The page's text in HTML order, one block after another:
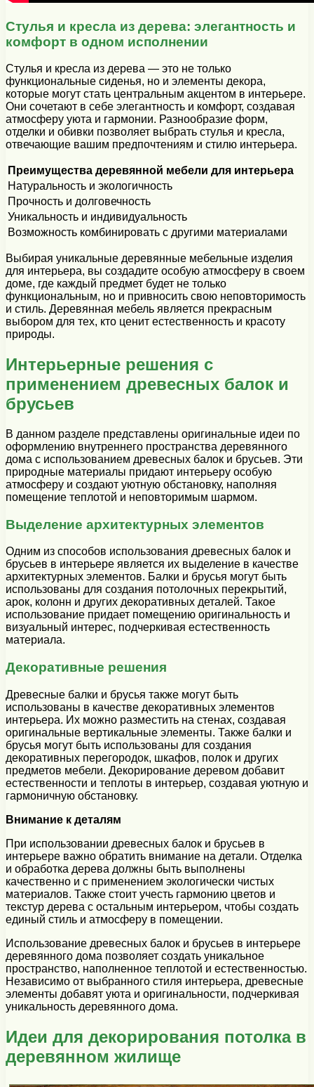
Стулья и кресла из дерева: элегантность и
комфорт в одном исполнении
Стулья и кресла из дерева — это не только
функциональные сиденья, но и элементы декора,
которые могут стать центральным акцентом в интерьере.
Они сочетают в себе элегантность и комфорт, создавая
атмосферу уюта и гармонии. Разнообразие форм,
отделки и обивки позволяет выбрать стулья и кресла,
отвечающие вашим предпочтениям и стилю интерьера.
Преимущества деревянной мебели для интерьера
Натуральность и экологичность
Прочность и долговечность
Уникальность и индивидуальность
Возможность комбинировать с другими материалами
Выбирая уникальные деревянные мебельные изделия
для интерьера, вы создадите особую атмосферу в своем
доме, где каждый предмет будет не только
функциональным, но и привносить свою неповторимость
и стиль. Деревянная мебель является прекрасным
выбором для тех, кто ценит естественность и красоту
природы.
Интерьерные решения с
применением древесных балок и
брусьев
В данном разделе представлены оригинальные идеи по
оформлению внутреннего пространства деревянного
дома с использованием древесных балок и брусьев. Эти
природные материалы придают интерьеру особую
атмосферу и создают уютную обстановку, наполняя
помещение теплотой и неповторимым шармом.
Выделение архитектурных элементов
Одним из способов использования древесных балок и
брусьев в интерьере является их выделение в качестве
архитектурных элементов. Балки и брусья могут быть
использованы для создания потолочных перекрытий,
арок, колонн и других декоративных деталей. Такое
использование придает помещению оригинальность и
визуальный интерес, подчеркивая естественность
материала.
Декоративные решения
Древесные балки и брусья также могут быть
использованы в качестве декоративных элементов
интерьера. Их можно разместить на стенах, создавая
оригинальные вертикальные элементы. Также балки и
брусья могут быть использованы для создания
декоративных перегородок, шкафов, полок и других
предметов мебели. Декорирование деревом добавит
естественности и теплоты в интерьер, создавая уютную и
гармоничную обстановку.
Внимание к деталям
При использовании древесных балок и брусьев в
интерьере важно обратить внимание на детали. Отделка
и обработка дерева должны быть выполнены
качественно и с применением экологически чистых
материалов. Также стоит учесть гармонию цветов и
текстур дерева с остальным интерьером, чтобы создать
единый стиль и атмосферу в помещении.
Использование древесных балок и брусьев в интерьере
деревянного дома позволяет создать уникальное
пространство, наполненное теплотой и естественностью.
Независимо от выбранного стиля интерьера, древесные
элементы добавят уюта и оригинальности, подчеркивая
уникальность деревянного дома.
Идеи для декорирования потолка в
деревянном жилище